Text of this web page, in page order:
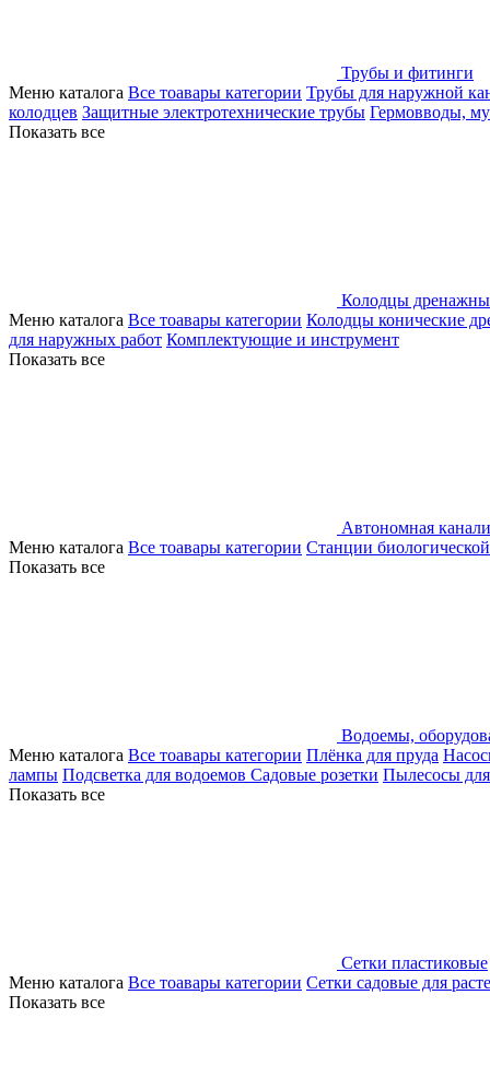
Трубы и фитинги
Меню каталога Все тоавары категории Трубы для наружной
колодцев Защитные электротехнические трубы Гермовводы,
Показать все
Колодцы
Меню каталога Все тоавары категории Колодцы конические
для наружных работ Комплектующие и инструмент
Показать все
Автономная
Меню каталога Все тоавары категории Станции
Показать все
Водоемы,
Меню каталога Все тоавары категории Плёнка для пруда
лампы Подсветка для водоемов Садовые розетки Пылесосы
Показать все
Сетки пластиковые
Меню каталога Все тоавары категории Сетки садовые для
Показать все